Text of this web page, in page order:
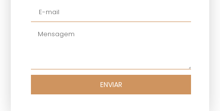
ENVIAR